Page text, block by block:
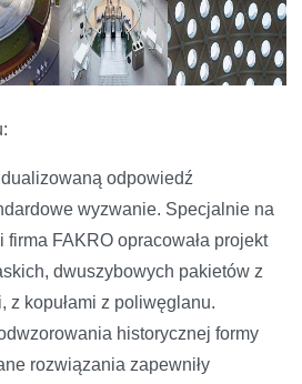
odpowiedź
wyzwanie. Specjalnie na
FAKRO opracowała projekt
dwuszybowych pakietów z
z kopułami z poliwęglanu.
historycznej formy
rozwiązania zapewniły